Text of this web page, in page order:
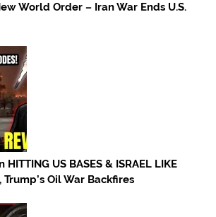
World Order – Iran War Ends U.S.
US BASES & ISRAEL LIKE
Trump’s Oil War Backfires